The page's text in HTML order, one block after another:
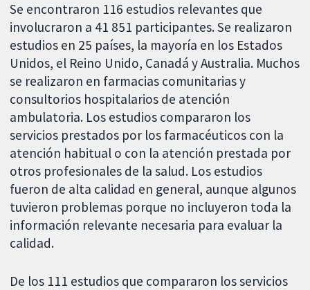
Se encontraron 116 estudios relevantes que
involucraron a 41 851 participantes. Se realizaron
estudios en 25 países, la mayoría en los Estados
Unidos, el Reino Unido, Canadá y Australia. Muchos
se realizaron en farmacias comunitarias y
consultorios hospitalarios de atención
ambulatoria. Los estudios compararon los
servicios prestados por los farmacéuticos con la
atención habitual o con la atención prestada por
otros profesionales de la salud. Los estudios
fueron de alta calidad en general, aunque algunos
tuvieron problemas porque no incluyeron toda la
información relevante necesaria para evaluar la
calidad.
De los 111 estudios que compararon los servicios